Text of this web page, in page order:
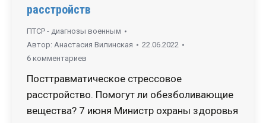
расстройств
ПТСР - диагнозы военным
Автор: Анастасия Вилинская
22.06.2022
6 комментариев
Посттравматическое стрессовое
расстройство. Помогут ли обезболивающие
вещества? 7 июня Министр охраны здоровья